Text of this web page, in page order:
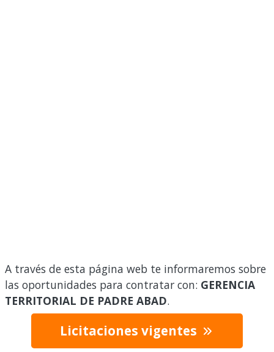
A través de esta página web te informaremos sobre
las oportunidades para contratar con: GERENCIA
TERRITORIAL DE PADRE ABAD.
Licitaciones vigentes